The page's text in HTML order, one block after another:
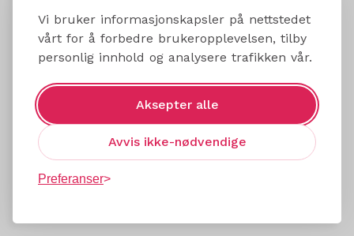
Vi bruker informasjonskapsler på nettstedet
vårt for å forbedre brukeropplevelsen, tilby
personlig innhold og analysere trafikken vår.
Aksepter alle
Avvis ikke-nødvendige
Preferanser